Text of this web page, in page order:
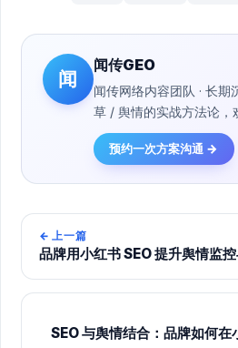
闻
闻传GEO
闻传网络内容团队 · 长
草 / 舆情的实战方法论，
预约一次方案沟通 →
← 上一篇
品牌用小红书 SEO 提升舆情监
SEO 与舆情结合：品牌如何在